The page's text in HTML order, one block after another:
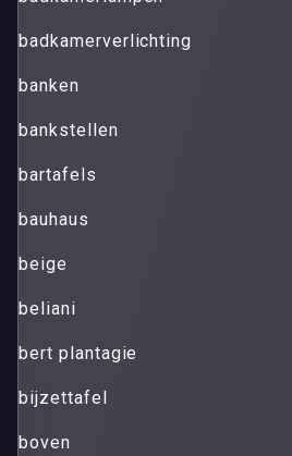
badkamerverlichting
banken
bankstellen
bartafels
bauhaus
beige
beliani
bert plantagie
bijzettafel
boven